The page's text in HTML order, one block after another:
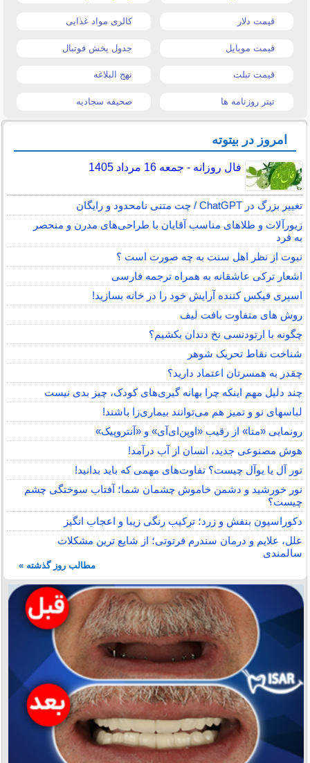
قیمت دلار کالری مواد غذایی
قیمت موبایل جدول پخش فوتبال
قیمت تبلت نهج البلاغه
تیتر روزنامه ها صحیفه سجادیه
امروز در بیتوته
فال روزانه - جمعه 16 مرداد 1405
تغییر بزرگ در ChatGPT / چت متنی نامحدود و رایگان
زیورآلات و طلاهای مناسب آقایان با طراحی‌های مدرن و منحصر
به فرد
نبوت از نظر اهل سنت به چه صورت است ؟
اشعار ترکی عاشقانه به همراه ترجمه فارسی
اسپری فیکس کننده آرایش خود را در خانه بسازید!
روش های متفاوت بافت لیف
چگونه با ارتودنسی نخ دندان بکشیم؟
شناخت نقاط تحریک شوهر
چقدر به همسرتان اعتماد دارید؟
چند دلیل مهم اینکه چرا بهانه گیری‌های کودک، چیز بدی نیست
لباس‎های نو و تمیز هم می‌توانند بیماری‌زا باشند!
رونمایی «متا» از رقیب «اوپن‌ای‌آی» و «آنتروپیک»
هوش مصنوعی جدید، انسان از آب درآمد!
تور آل یا یوآل چیست؟ تفاوت‌های مهمی که باید بدانید!
نور خورشید و دشمن خاموش چشمان شما؛ آفتاب سوختگی چشم
چیست؟
دکوراسیون بنفش و زرد؛ ترکیب رنگی زیبا و اعجاب انگیز
علل، علایم و درمان سندرم فرتوتی؛ از شایع ترین مشکلات
سالمندی
مطالب روز گذشته »